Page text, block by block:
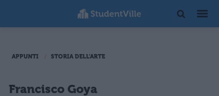
APPUNTI STORIA DELL'ARTE
Francisco Goya